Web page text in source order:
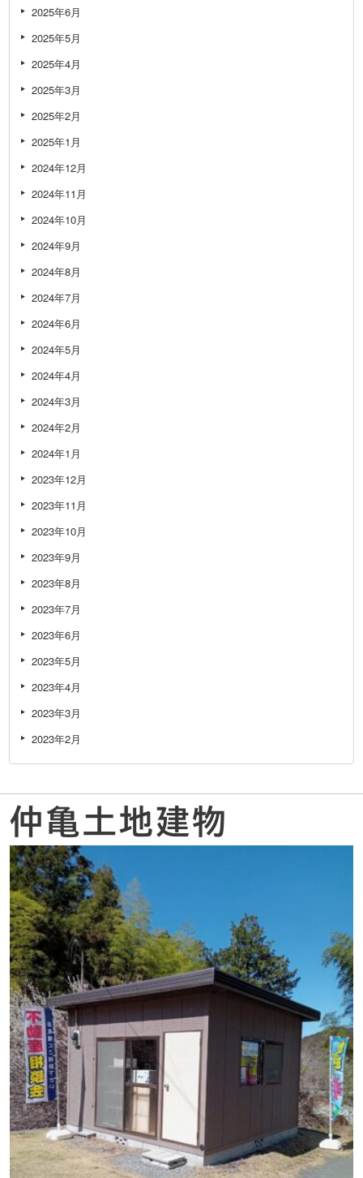
2025年6月
2025年5月
2025年4月
2025年3月
2025年2月
2025年1月
2024年12月
2024年11月
2024年10月
2024年9月
2024年8月
2024年7月
2024年6月
2024年5月
2024年4月
2024年3月
2024年2月
2024年1月
2023年12月
2023年11月
2023年10月
2023年9月
2023年8月
2023年7月
2023年6月
2023年5月
2023年4月
2023年3月
2023年2月